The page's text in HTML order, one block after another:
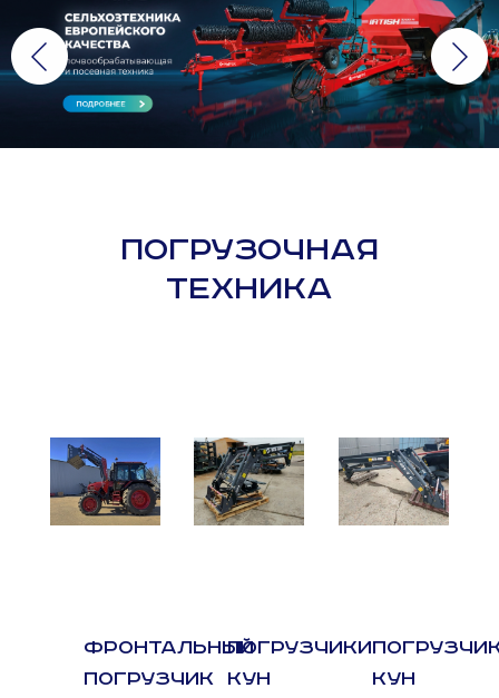
ПОГРУЗОЧНАЯ
ТЕХНИКА
ФРОНТАЛЬНЫЙ
ПОГРУЗЧИК
ПОГРУЗЧИКИ
КУН
КУН